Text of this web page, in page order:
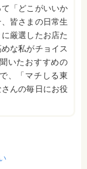
「どこがいいか
皆さまの日常生
厳選したお店た
な私がチョイス
いたおすすめの
、「マチしる東
んの毎日にお役